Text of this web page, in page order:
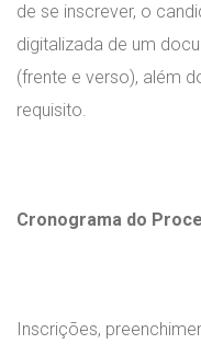
de se inscrever, o
digitalizada de um
(frente e verso), além
requisito.
Cronograma do
Inscrições,